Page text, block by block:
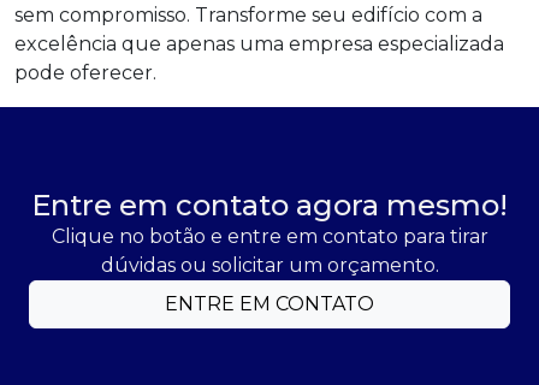
sem compromisso. Transforme seu edifício com a
excelência que apenas uma empresa especializada
pode oferecer.
Entre em contato agora mesmo!
Clique no botão e entre em contato para tirar
dúvidas ou solicitar um orçamento.
ENTRE EM CONTATO